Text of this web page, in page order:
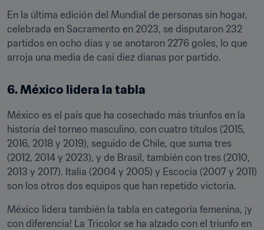
En la última edición del Mundial de personas sin hogar,
celebrada en Sacramento en 2023, se disputaron 232
partidos en ocho días y se anotaron 2276 goles, lo que
arroja una media de casi diez dianas por partido.
6. México lidera la tabla
México es el país que ha cosechado más triunfos en la
historia del torneo masculino, con cuatro títulos (2015,
2016, 2018 y 2019), seguido de Chile, que suma tres
(2012, 2014 y 2023), y de Brasil, también con tres (2010,
2013 y 2017). Italia (2004 y 2005) y Escocia (2007 y 2011)
son los otros dos equipos que han repetido victoria.
México lidera también la tabla en categoría femenina, ¡y
con diferencia! La Tricolor se ha alzado con el triunfo en